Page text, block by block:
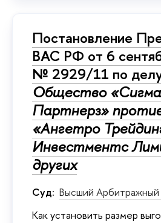
Постановление
ВАС РФ от 6
№ 2929/11 по
Общество
Партнерз»
«Ангетро
Инвестментс
других
Суд: Высший
Как установить размер